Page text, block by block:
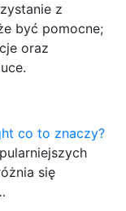
z
być pomocne;
oraz
co to znaczy?
się